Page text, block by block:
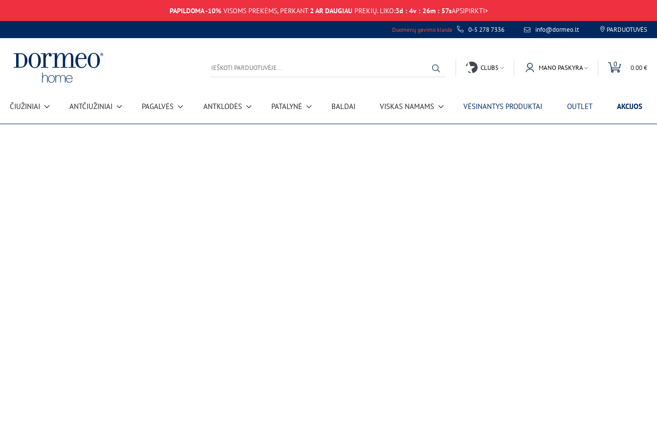
PAPILDOMA -10%VISOMS PREKĖMS, PERKANT 2 AR DAUGIAU PREKIŲ. LIKO:3d : 4v : 26m : 57sAPSIPIRKTI
Duomenų gavimo klaida 0-5 278 7336 info@dormeo.lt PARDUOTUVĖS
CLUB5 MANO PASKYRA 0 0.00 €
ČIUŽINIAI ANTČIUŽINIAI PAGALVĖS ANTKLODĖS PATALYNĖ BALDAI VISKAS NAMAMS VĖSINANTYS PRODUKTAI OUTLET AKCIJOS